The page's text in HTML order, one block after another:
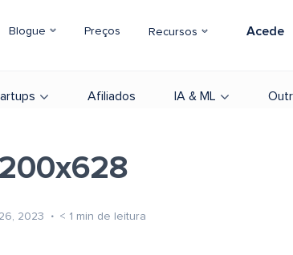
Blogue Preços Recursos Acede
Afiliados IA & ML
2023 < 1 min de leitura